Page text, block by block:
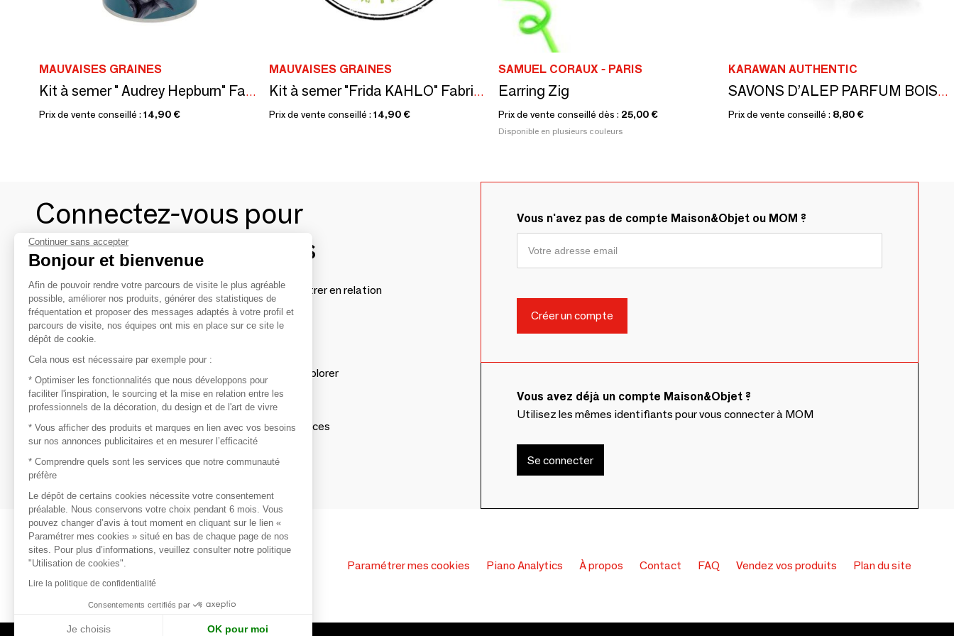
MAUVAISES GRAINES
Kit à semer " Audrey Hepburn" Fabriqué en France, en collab avec Arts dans la Peau
Prix de vente conseillé : 14,90 €
MAUVAISES GRAINES
Kit à semer "Frida KAHLO" Fabriqué en France, en collab avec Arts dans la peau
Prix de vente conseillé : 14,90 €
SAMUEL CORAUX - PARIS
Earring Zig
Prix de vente conseillé dès : 25,00 €
Disponible en plusieurs couleurs
KARAWAN AUTHENTIC
SAVONS D’ALEP PARFUM BOISÉ - ÉCRINS DORÉS À L’OR CHAUD - JENJIS
Prix de vente conseillé : 8,80 €
Connectez-vous pour
contacter les marques
Afin de profiter au mieux de l'expérience MOM et de rentrer en relation
avec vos marques préférées, créez-vous un compte.
Découvrir
Les produits de milliers de fournisseurs à explorer
S'inspirer
Inspiration et sélections de produits tendances
Contacter
Vous n'avez pas de compte Maison&Objet ou MOM ?
Vous avez déjà un compte Maison&Objet ?
Utilisez les mêmes identifiants pour vous connecter à MOM
Se connecter
Paramétrer mes cookies Piano Analytics À propos Contact FAQ Vendez vos produits Plan du site
Continuer sans accepter
Bonjour et bienvenue
Afin de pouvoir rendre votre parcours de visite le plus agréable
possible, améliorer nos produits, générer des statistiques de
fréquentation et proposer des messages adaptés à votre profil et
parcours de visite, nos équipes ont mis en place sur ce site le
dépôt de cookie.
Cela nous est nécessaire par exemple pour :
* Optimiser les fonctionnalités que nous développons pour
faciliter l'inspiration, le sourcing et la mise en relation entre les
professionnels de la décoration, du design et de l'art de vivre
* Vous afficher des produits et marques en lien avec vos besoins
sur nos annonces publicitaires et en mesurer l’efficacité
* Comprendre quels sont les services que notre communauté
préfère
Le dépôt de certains cookies nécessite votre consentement
préalable. Nous conservons votre choix pendant 6 mois. Vous
pouvez changer d’avis à tout moment en cliquant sur le lien «
Paramétrer mes cookies » situé en bas de chaque page de nos
sites. Pour plus d’informations, veuillez consulter notre politique
"Utilisation de cookies".
Lire la politique de confidentialité
Consentements certifiés par
Je choisis OK pour moi